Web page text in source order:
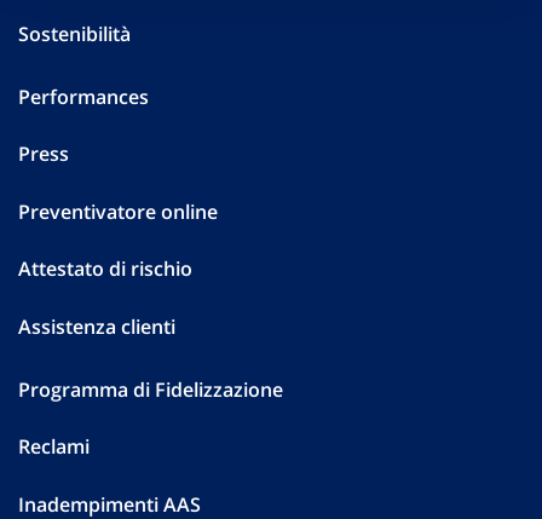
Sostenibilità
Performances
Press
Preventivatore online
Attestato di rischio
Assistenza clienti
Programma di Fidelizzazione
Reclami
Inadempimenti AAS